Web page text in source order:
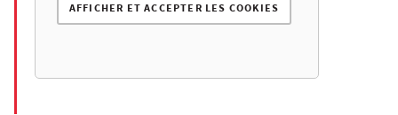
AFFICHER ET ACCEPTER LES COOKIES